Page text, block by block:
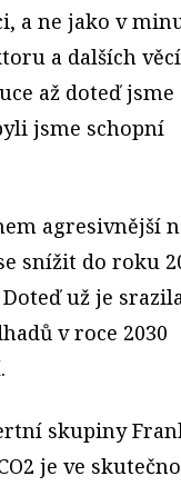
a ne jako v
a dalších
až doteď jsme
jsme schopní
agresivnější
snížit do roku
už je
v roce 2030
skupiny
je ve